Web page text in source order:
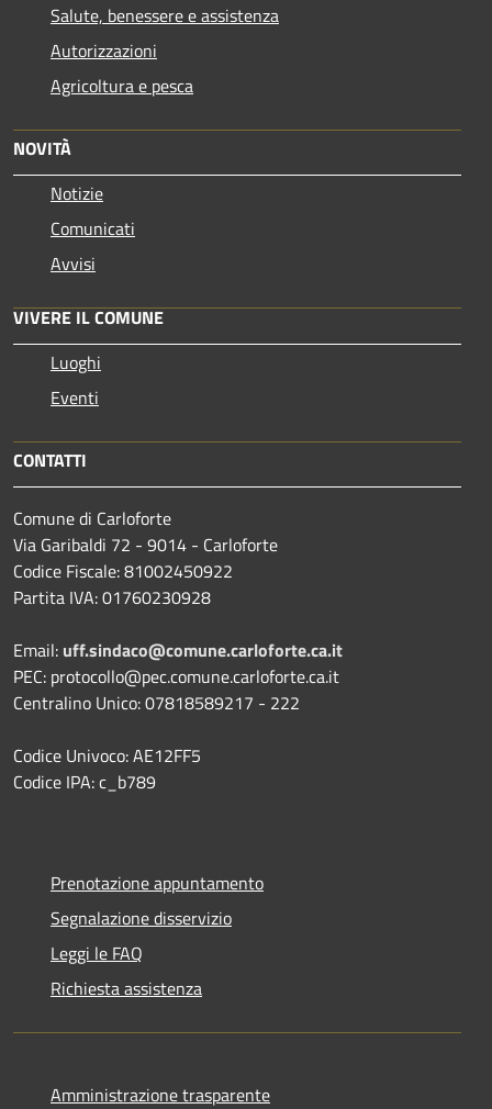
Salute, benessere e assistenza
Autorizzazioni
Agricoltura e pesca
NOVITÀ
Notizie
Comunicati
Avvisi
VIVERE IL COMUNE
Luoghi
Eventi
CONTATTI
Comune di Carloforte
Via Garibaldi 72 - 9014 - Carloforte
Codice Fiscale: 81002450922
Partita IVA: 01760230928
Email: uff.sindaco@comune.carloforte.ca.it
PEC: protocollo@pec.comune.carloforte.ca.it
Centralino Unico: 07818589217 - 222
Codice Univoco: AE12FF5
Codice IPA: c_b789
Prenotazione appuntamento
Segnalazione disservizio
Leggi le FAQ
Richiesta assistenza
Amministrazione trasparente